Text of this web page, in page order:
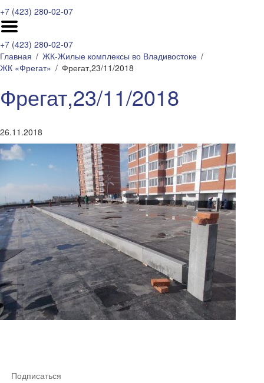
+7 (423) 280-02-07
+7 (423) 280-02-07
Главная
ЖК-Жилые комплексы во Владивостоке
ЖК «Фрегат»
Фрегат,23/11/2018
Фрегат,23/11/2018
26.11.2018
Подписаться